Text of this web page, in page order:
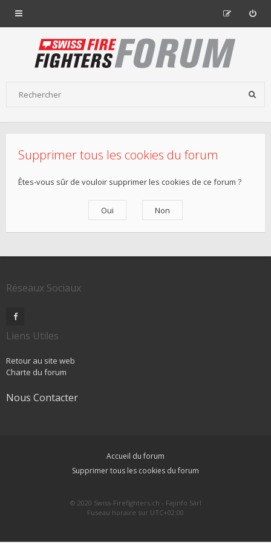
Supprimer tous les cookies du forum
Êtes-vous sûr de vouloir supprimer les cookies de ce forum ?
Réseaux Sociaux
Liens Utiles
Retour au site web
Charte du forum
Nous Contacter
Accueil du forum
Supprimer tous les cookies du forum
© 2020 Swiss-Firefighters.ch - Fajinfo Sàrl
Fuseau horaire sur UTC+02:00